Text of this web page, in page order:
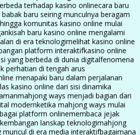
terhadap kasino onlinecara baru
baru seiring munculnya beragam
komunitas kasino online mulai
kisah baru kasino online mengalami
di era teknologimelihat kasino online
platform interaktifkasino online
yang berbeda di dunia digitalfenomena
perhatian di tengah arus
menapaki baru dalam perjalanan
kasino online dari sisi dinamika
mahjong ways menjadi bagian dari
modernketika mahjong ways mulai
platform onlinemembaca jejak
lanskap teknologimahjong
muncul di era media interaktifbagaimana